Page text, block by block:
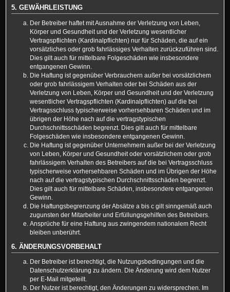
5. GEWÄHRLEISTUNG
Der Betreiber haftet mit Ausnahme der Verletzung von Leben,
Körper und Gesundheit und der Verletzung wesentlicher
Vertragspflichten (Kardinalpflichten) nur für Schäden, die auf ein
vorsätzliches oder grob fahrlässiges Verhalten zurückzuführen sind.
Dies gilt auch für mittelbare Folgeschäden wie insbesondere
entgangenen Gewinn.
Die Haftung ist gegenüber Verbrauchern außer bei vorsätzlichem
oder grob fahrlässigem Verhalten oder bei Schäden aus der
Verletzung von Leben, Körper und Gesundheit und der Verletzung
wesentlicher Vertragspflichten (Kardinalpflichten) auf die bei
Vertragsschluss typischerweise vorhersehbaren Schäden und im
übrigen der Höhe nach auf die vertragstypischen
Durchschnittsschäden begrenzt. Dies gilt auch für mittelbare
Folgeschäden wie insbesondere entgangenen Gewinn.
Die Haftung ist gegenüber Unternehmern außer bei der Verletzung
von Leben, Körper und Gesundheit oder vorsätzlichem oder grob
fahrlässigem Verhalten des Betreibers auf die bei Vertragsschluss
typischerweise vorhersehbaren Schäden und im Übrigen der Höhe
nach auf die vertragstypischen Durchschnittsschäden begrenzt.
Dies gilt auch für mittelbare Schäden, insbesondere entgangenen
Gewinn.
Die Haftungsbegrenzung der Absätze a bis c gilt sinngemäß auch
zugunsten der Mitarbeiter und Erfüllungsgehilfen des Betreibers.
Ansprüche für eine Haftung aus zwingendem nationalem Recht
bleiben unberührt.
6. ÄNDERUNGSVORBEHALT
Der Betreiber ist berechtigt, die Nutzungsbedingungen und die
Datenschutzerklärung zu ändern. Die Änderung wird dem Nutzer
per E-Mail mitgeteilt.
Der Nutzer ist berechtigt, den Änderungen zu widersprechen. Im